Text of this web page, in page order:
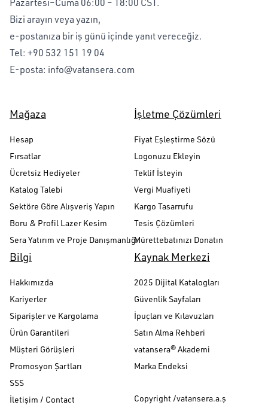
Pazartesi–Cuma 06:00 – 18:00 CST.
Bizi arayın veya yazın,
e-postanıza bir iş günü içinde yanıt vereceğiz.
Tel: +90 532 151 19 04
E-posta: info@vatansera.com
Mağaza
Hesap
Fırsatlar
Ücretsiz Hediyeler
Katalog Talebi
Sektöre Göre Alışveriş Yapın
Boru & Profil Lazer Kesim
Sera Yatırım ve Proje Danışmanlığı
İşletme Çözümleri
Fiyat Eşleştirme Sözü
Logonuzu Ekleyin
Teklif İsteyin
Vergi Muafiyeti
Kargo Tasarrufu
Tesis Çözümleri
Mürettebatınızı Donatın
Bilgi
Hakkımızda
Kariyerler
Siparişler ve Kargolama
Ürün Garantileri
Müşteri Görüşleri
Promosyon Şartları
SSS
İletişim / Contact
Kaynak Merkezi
2025 Dijital Katalogları
Güvenlik Sayfaları
İpuçları ve Kılavuzları
Satın Alma Rehberi
vatansera® Akademi
Marka Endeksi
Copyright /vatansera.a.ş